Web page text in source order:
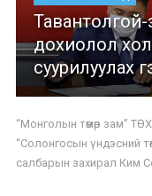
Тавантолгой-
дохиолол
суурилуулах
“Монголын төмөр зам”
“Солонгосын үндэсний
салбарын захирал Ким